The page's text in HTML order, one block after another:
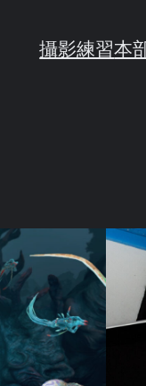
攝影練習本